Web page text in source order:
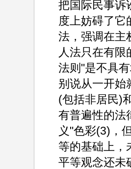
把国际民事诉
度上妨碍了它
法，强调在主
人法只在有
法则"是不具
别说从一开始
(包括非居民)
有普遍性的法
义"色彩(3)，
等的基础上，
平等观念还未